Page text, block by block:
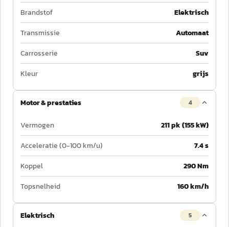
Brandstof
Elektrisch
Transmissie
Automaat
Carrosserie
Suv
Kleur
grijs
Motor & prestaties 4
Vermogen
211 pk (155 kW)
Acceleratie (0-100 km/u)
7.4 s
Koppel
290 Nm
Topsnelheid
160 km/h
Elektrisch 5